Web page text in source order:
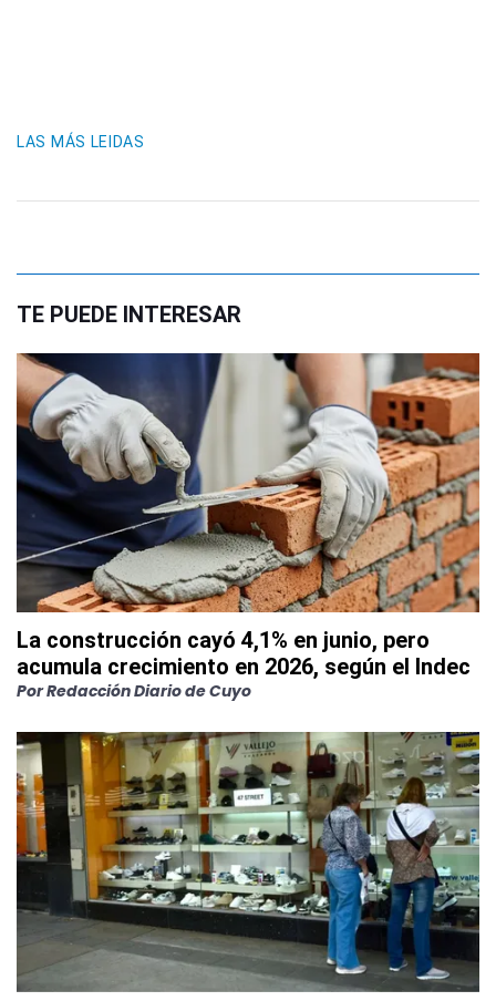
LAS MÁS LEIDAS
TE PUEDE INTERESAR
La construcción cayó 4,1% en junio, pero
acumula crecimiento en 2026, según el Indec
PorRedacción Diario de Cuyo